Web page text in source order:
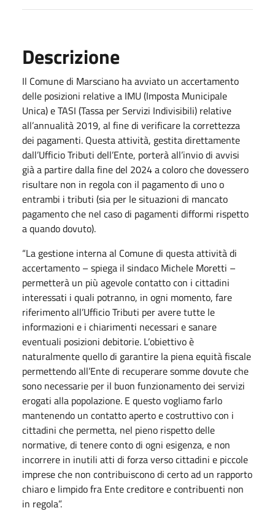
Descrizione
Il Comune di Marsciano ha avviato un accertamento
delle posizioni relative a IMU (Imposta Municipale
Unica) e TASI (Tassa per Servizi Indivisibili) relative
all’annualità 2019, al fine di verificare la correttezza
dei pagamenti. Questa attività, gestita direttamente
dall’Ufficio Tributi dell’Ente, porterà all’invio di avvisi
già a partire dalla fine del 2024 a coloro che dovessero
risultare non in regola con il pagamento di uno o
entrambi i tributi (sia per le situazioni di mancato
pagamento che nel caso di pagamenti difformi rispetto
a quando dovuto).
“La gestione interna al Comune di questa attività di
accertamento – spiega il sindaco Michele Moretti –
permetterà un più agevole contatto con i cittadini
interessati i quali potranno, in ogni momento, fare
riferimento all’Ufficio Tributi per avere tutte le
informazioni e i chiarimenti necessari e sanare
eventuali posizioni debitorie. L’obiettivo è
naturalmente quello di garantire la piena equità fiscale
permettendo all’Ente di recuperare somme dovute che
sono necessarie per il buon funzionamento dei servizi
erogati alla popolazione. E questo vogliamo farlo
mantenendo un contatto aperto e costruttivo con i
cittadini che permetta, nel pieno rispetto delle
normative, di tenere conto di ogni esigenza, e non
incorrere in inutili atti di forza verso cittadini e piccole
imprese che non contribuiscono di certo ad un rapporto
chiaro e limpido fra Ente creditore e contribuenti non
in regola”.